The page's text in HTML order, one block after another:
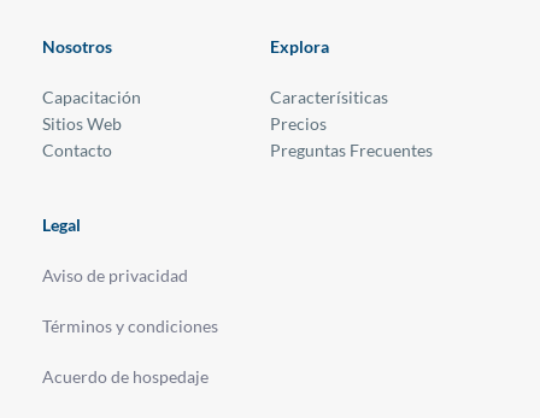
Nosotros
Capacitación
Sitios Web
Contacto
Explora
Caracterísiticas
Precios
Preguntas Frecuentes
Legal
Aviso de privacidad
Términos y condiciones
Acuerdo de hospedaje